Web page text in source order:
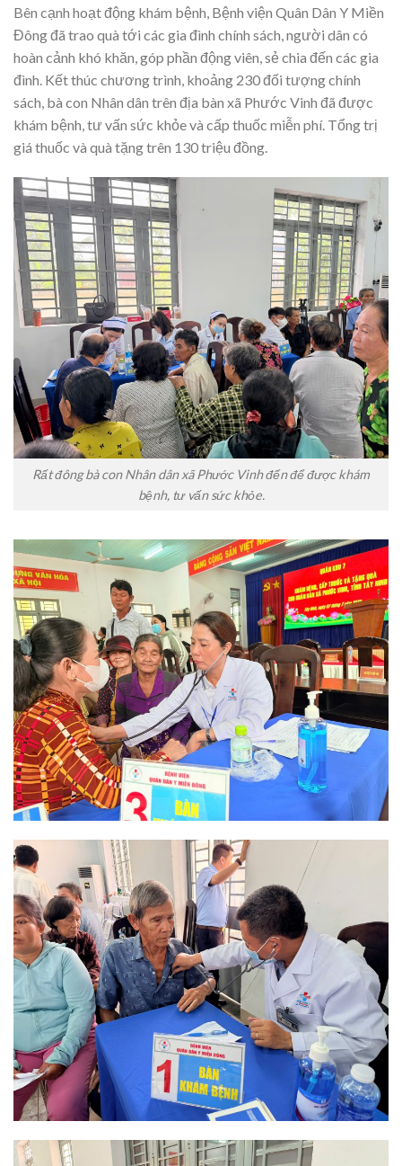
Bên cạnh hoạt động khám bệnh, Bệnh viện Quân Dân Y Miền
Đông đã trao quà tới các gia đình chính sách, người dân có
hoàn cảnh khó khăn, góp phần động viên, sẻ chia đến các gia
đình. Kết thúc chương trình, khoảng 230 đối tượng chính
sách, bà con Nhân dân trên địa bàn xã Phước Vinh đã được
khám bệnh, tư vấn sức khỏe và cấp thuốc miễn phí. Tổng trị
giá thuốc và quà tặng trên 130 triệu đồng.
Rất đông bà con Nhân dân xã Phước Vinh đến để được khám
bệnh, tư vấn sức khỏe.